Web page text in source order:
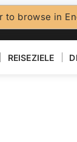
to browse in
REISEZIELE